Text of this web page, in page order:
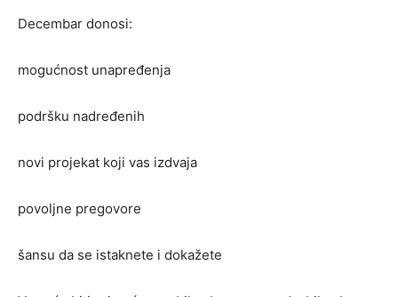
Decembar donosi:
mogućnost unapređenja
podršku nadređenih
novi projekat koji vas izdvaja
povoljne pregovore
šansu da se istaknete i dokažete